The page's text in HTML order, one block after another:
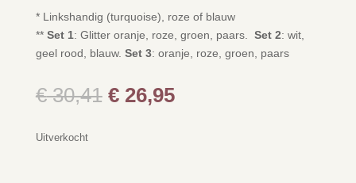
* Linkshandig (turquoise), roze of blauw
**Set 1: Glitter oranje, roze, groen, paars. Set 2: wit,
geel rood, blauw. Set 3: oranje, roze, groen, paars
€30,41 Oorspronkelijke
€26,95Huidige
Uitverkocht